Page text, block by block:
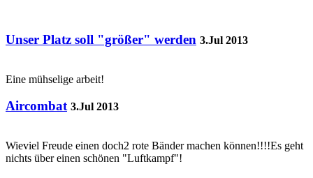
Unser Platz soll "größer" werden 3.Jul 2013
Eine mühselige arbeit!
Aircombat 3.Jul 2013
Wieviel Freude einen doch2 rote Bänder machen können!!!!Es geht
nichts über einen schönen "Luftkampf"!